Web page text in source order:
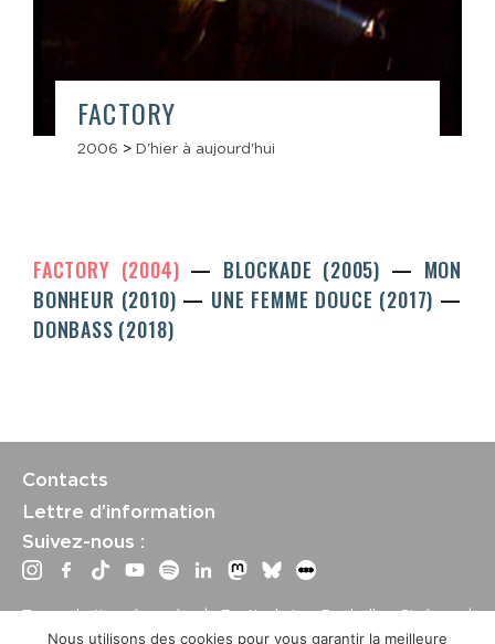
FACTORY
2006 > D'hier à aujourd'hui
FACTORY (2004) BLOCKADE (2005)
MON
BONHEUR (2010)
UNE FEMME DOUCE (2017)
DONBASS (2018)
Contacts
Lettre d’information
Suivez-nous :
Tous droits réservés | Festival La Rochelle Cinéma |
International Film Festival – Mentions légales –Conditions
Nous utilisons des cookies pour vous garantir la meilleure